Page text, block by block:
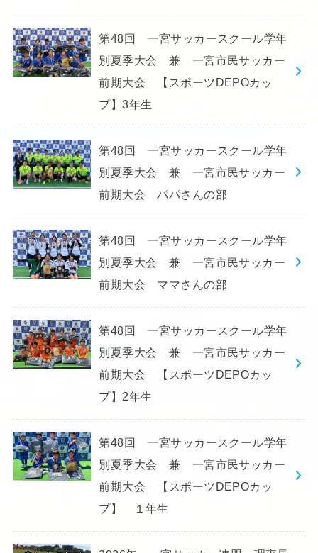
第48回 一宮サッカースクール学年
別夏季大会 兼 一宮市民サッカー
前期大会 【スポーツDEPOカッ
プ】3年生
第48回 一宮サッカースクール学年
別夏季大会 兼 一宮市民サッカー
前期大会 パパさんの部
第48回 一宮サッカースクール学年
別夏季大会 兼 一宮市民サッカー
前期大会 ママさんの部
第48回 一宮サッカースクール学年
別夏季大会 兼 一宮市民サッカー
前期大会 【スポーツDEPOカッ
プ】2年生
第48回 一宮サッカースクール学年
別夏季大会 兼 一宮市民サッカー
前期大会 【スポーツDEPOカッ
プ】 １年生